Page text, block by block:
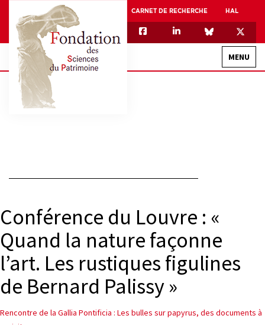
CARNET DE RECHERCHE HAL
MENU
EQUIPEX + ESPADON
MÉCÉNAT
Conférence du Louvre : «
Quand la nature façonne
l’art. Les rustiques figulines
de Bernard Palissy »
Navigation
Rencontre de la Gallia Pontificia : Les bulles sur papyrus, des documents à